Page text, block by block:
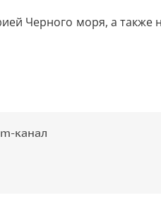
Черного моря, а также
канал